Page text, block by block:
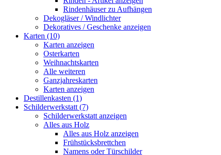
Rindenhäuser zu Aufhängen
Dekogläser / Windlichter
Dekoratives / Geschenke anzeigen
Karten (10)
Karten anzeigen
Osterkarten
Weihnachtskarten
Alle weiteren
Ganzjahreskarten
Karten anzeigen
Destillenkasten (1)
Schilderwerkstatt (7)
Schilderwerkstatt anzeigen
Alles aus Holz
Alles aus Holz anzeigen
Frühstücksbrettchen
Namens oder Türschilder